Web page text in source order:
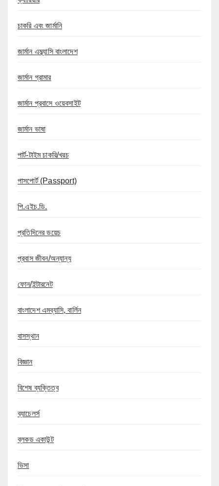
চাকরি এবং জার্মানি
জার্মান এম্ব্যাসি বাংলাদেশ
জার্মান গ্রামার
জার্মান প্রবাসে ওয়েবসাইট
জার্মান ভাষা
পার্ট-টাইম চাকরি/খরচ
পাসপোর্ট (Passport)
পি.এইচ.ডি.
প্রতিদিনের ডয়েচ
প্রবাস জীবন/অন্যান্য
ফোন/ইন্টারনেট
বাংলাদেশ এমব্যাসি, বার্লিন
বাসস্থান
বিজ্ঞান
বিশেষ ব্যক্তিত্ব
ব্যাচেলর্স
ব্লকড একাউন্ট
ভিসা